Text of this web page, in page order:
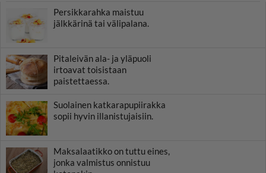
Persikkarahka maistuu
jälkkärinä tai välipalana.
Pitaleivän ala- ja yläpuoli
irtoavat toisistaan
paistettaessa.
Suolainen katkarapupiirakka
sopii hyvin illanistujaisiin.
Maksalaatikko on tuttu eines,
jonka valmistus onnistuu